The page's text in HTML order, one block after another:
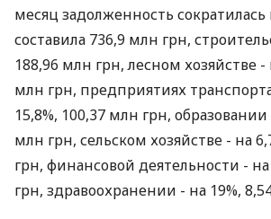
месяц задолженность сократилась
составила 736,9 млн грн,
188,96 млн грн, лесном хозяйстве -
млн грн, предприятиях
15,8%, 100,37 млн грн, образовании
млн грн, сельском хозяйстве - на
грн, финансовой деятельности -
грн, здравоохранении - на 19%,